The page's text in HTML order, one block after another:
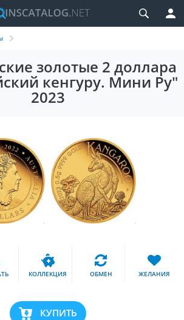
золотые 2 доллара
кенгуру. Мини Ру"
2023
КОЛЛЕКЦИЯ ОБМЕН ЖЕЛАНИЯ
КУПИТЬ